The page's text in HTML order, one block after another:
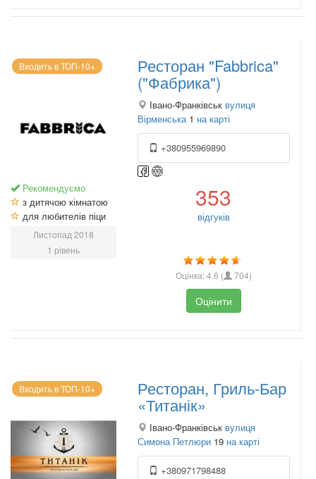
Входить в ТОП-10+
Рекомендуємо
з дитячою кімнатою
для любителів піци
Листопад 2018
1 рівень
Ресторан "Fabbrica"
("Фабрика")
Івано-Франківськ вулиця
Вірменська1 на карті
+380955969890
353
відгуків
Оцінка:4.6 ( 704)
Оцінити
Входить в ТОП-10+ Ресторан, Гриль-Бар
«Титанік»
Івано-Франківськ вулиця
Симона Петлюри 19 на карті
+380971798488